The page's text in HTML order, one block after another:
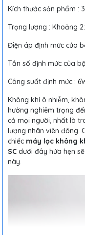
Kích thước sản phẩm :
Trọng lượng : Khoảng
Điện áp định mức của
Tần số định mức của
Công suất định mức :
Không khí ô nhiễm,
hưởng nghiêm trọng
cả mọi người, nhất là
lượng nhân viên đông.
chiếc máy lọc không
SC dưới đây hứa hẹn
này.